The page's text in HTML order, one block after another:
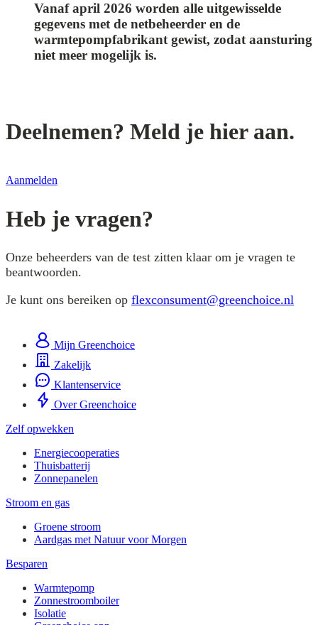
Vanaf april 2026 worden alle uitgewisselde
gegevens met de netbeheerder en de
warmtepompfabrikant gewist, zodat aansturing
niet meer mogelijk is.
Deelnemen? Meld je hier aan.
Aanmelden
Heb je vragen?
Onze beheerders van de test zitten klaar om je vragen te
beantwoorden.
Je kunt ons bereiken op flexconsument@greenchoice.nl
Mijn Greenchoice
Zakelijk
Klantenservice
Over Greenchoice
Zelf opwekken
Energiecooperaties
Thuisbatterij
Zonnepanelen
Stroom en gas
Groene stroom
Aardgas met Natuur voor Morgen
Besparen
Warmtepomp
Zonnestroomboiler
Isolatie